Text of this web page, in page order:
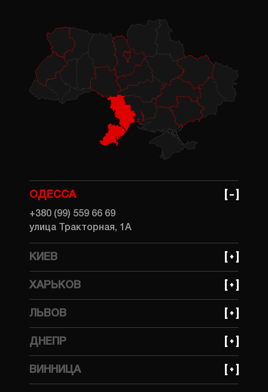
ОДЕССА
+380 (99) 559 66 69
улица Тракторная, 1А
КИЕВ
улица Ивана Федорова, 31
ХАРЬКОВ
улица Динамовская, 10
ЛЬВОВ
улица Стрыйская, 45ж
ДНЕПР
просп. Богдана Хмельницкого, 148А
ВИННИЦА